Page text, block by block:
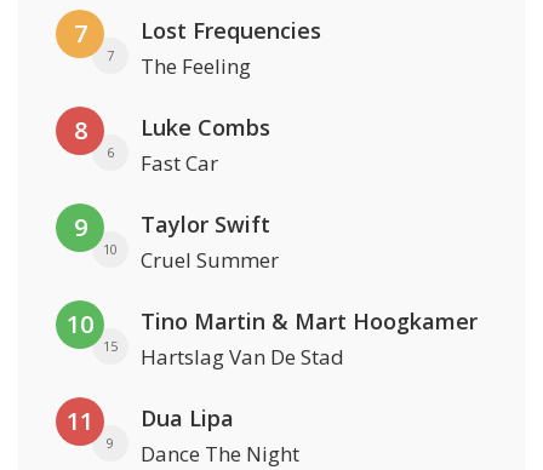
7
7
Lost Frequencies
The Feeling
8
6
Luke Combs
Fast Car
9
10
Taylor Swift
Cruel Summer
10
15
Tino Martin & Mart Hoogkamer
Hartslag Van De Stad
11
9
Dua Lipa
Dance The Night